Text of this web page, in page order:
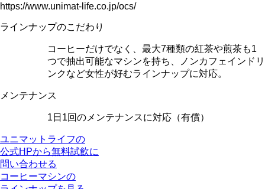
https://www.unimat-life.co.jp/ocs/
ラインナップのこだわり
コーヒーだけでなく、 最大7種類の紅茶や煎茶も1
つで抽出可能なマシンを持ち、
ノンカフェインドリ
ンクなど女性が好むラインナップに対応。
メンテナンス
1日1回のメンテナンスに対応（有償）
ユニマットライフの
公式HPから無料試飲に
問い合わせる
コーヒーマシンの